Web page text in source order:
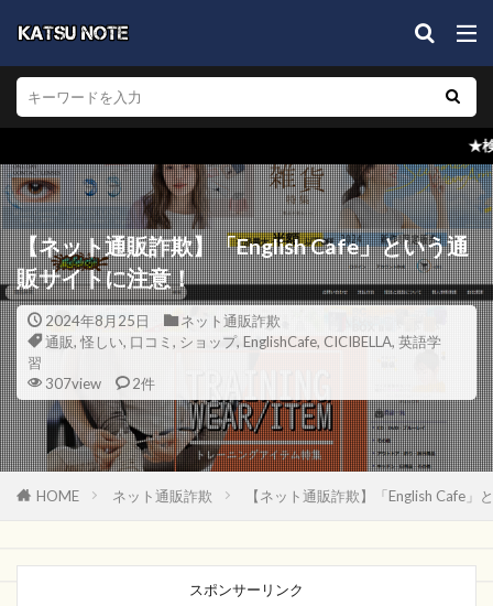
★検索窓からブログ内検索
【ネット通販詐欺】「English Cafe」という通
販サイトに注意！
2024年8月25日
ネット通販詐欺
通販, 怪しい, 口コミ , ショップ, EnglishCafe, CICIBELLA, 英語学
習
307view
2件
HOME ネット通販詐欺 【ネット通販詐欺】「English Cafe」
スポンサーリンク